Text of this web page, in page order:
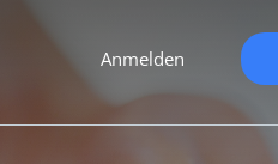
Anmelden